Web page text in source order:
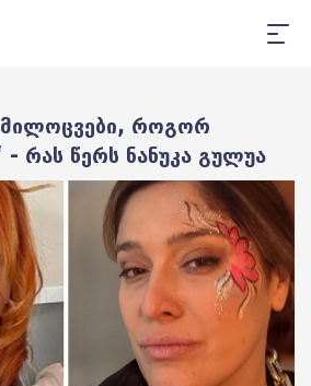
როგორ
- რას წერს ნანუკა გულუა